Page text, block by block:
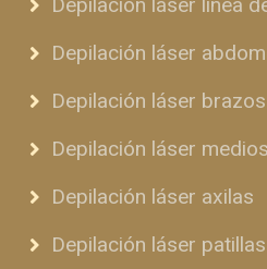
Depilación láser
Depilación láser brazos
Depilación láser
Depilación láser axilas
Depilación láser patillas